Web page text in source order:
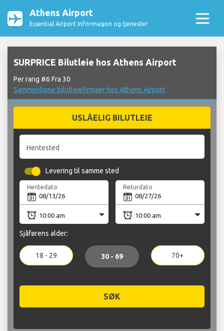
Athens Airport
Essential Airport Informasjon og tjenester
SURPRICE Bilutleie hos Athens Airport
Per rang #6 Fra 30
Sammenligne bilutleiefirmaer hos Athens Airport
USLÅELIG BILUTLEIE
Hentested
Levering til samme sted
Hentedato Returdato
Sjåførens alder:
18 - 29 30 - 69 70+
SØK